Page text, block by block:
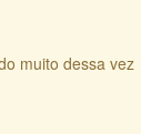
muito dessa vez